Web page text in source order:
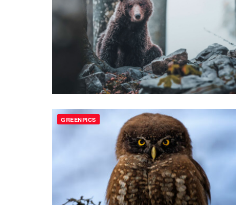
GREENPICS